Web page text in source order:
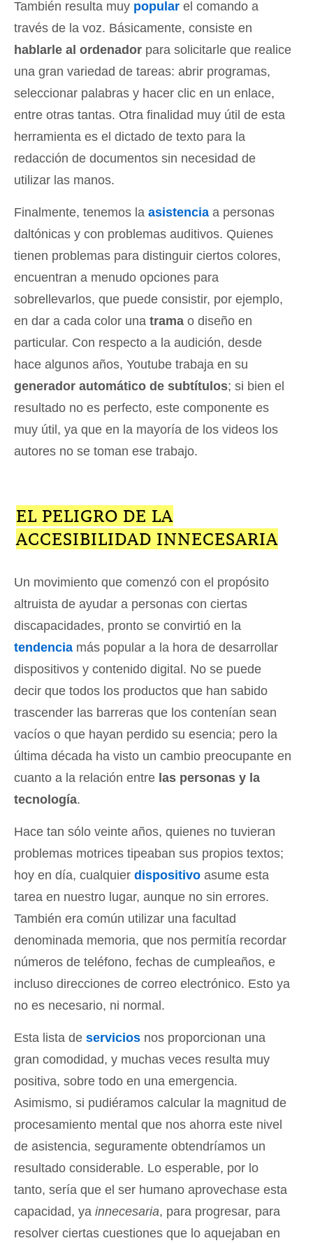
También resulta muy popular el comando a
través de la voz. Básicamente, consiste en
hablarle al ordenador para solicitarle que realice
una gran variedad de tareas: abrir programas,
seleccionar palabras y hacer clic en un enlace,
entre otras tantas. Otra finalidad muy útil de esta
herramienta es el dictado de texto para la
redacción de documentos sin necesidad de
utilizar las manos.
Finalmente, tenemos la asistencia a personas
daltónicas y con problemas auditivos. Quienes
tienen problemas para distinguir ciertos colores,
encuentran a menudo opciones para
sobrellevarlos, que puede consistir, por ejemplo,
en dar a cada color una trama o diseño en
particular. Con respecto a la audición, desde
hace algunos años, Youtube trabaja en su
generador automático de subtítulos; si bien el
resultado no es perfecto, este componente es
muy útil, ya que en la mayoría de los videos los
autores no se toman ese trabajo.
EL PELIGRO DE LA
ACCESIBILIDAD INNECESARIA
Un movimiento que comenzó con el propósito
altruista de ayudar a personas con ciertas
discapacidades, pronto se convirtió en la
tendencia más popular a la hora de desarrollar
dispositivos y contenido digital. No se puede
decir que todos los productos que han sabido
trascender las barreras que los contenían sean
vacíos o que hayan perdido su esencia; pero la
última década ha visto un cambio preocupante en
cuanto a la relación entre las personas y la
tecnología.
Hace tan sólo veinte años, quienes no tuvieran
problemas motrices tipeaban sus propios textos;
hoy en día, cualquier dispositivo asume esta
tarea en nuestro lugar, aunque no sin errores.
También era común utilizar una facultad
denominada memoria, que nos permitía recordar
números de teléfono, fechas de cumpleaños, e
incluso direcciones de correo electrónico. Esto ya
no es necesario, ni normal.
Esta lista de servicios nos proporcionan una
gran comodidad, y muchas veces resulta muy
positiva, sobre todo en una emergencia.
Asimismo, si pudiéramos calcular la magnitud de
procesamiento mental que nos ahorra este nivel
de asistencia, seguramente obtendríamos un
resultado considerable. Lo esperable, por lo
tanto, sería que el ser humano aprovechase esta
capacidad, ya innecesaria, para progresar, para
resolver ciertas cuestiones que lo aquejaban en